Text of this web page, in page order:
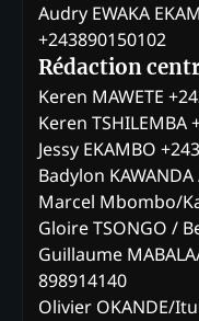
Audry EWAKA
+243890150102
Rédaction
Keren MAWETE
Keren TSHILEMBA
Jessy EKAMBO
Badylon
Marcel Mbombo/
Gloire TSONGO /
Guillaume
898914140
Olivier OKANDE/